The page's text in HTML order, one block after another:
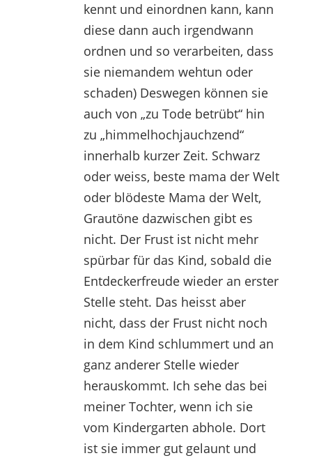
kennt und einordnen kann, kann
diese dann auch irgendwann
ordnen und so verarbeiten, dass
sie niemandem wehtun oder
schaden) Deswegen können sie
auch von „zu Tode betrübt“ hin
zu „himmelhochjauchzend“
innerhalb kurzer Zeit. Schwarz
oder weiss, beste mama der Welt
oder blödeste Mama der Welt,
Grautöne dazwischen gibt es
nicht. Der Frust ist nicht mehr
spürbar für das Kind, sobald die
Entdeckerfreude wieder an erster
Stelle steht. Das heisst aber
nicht, dass der Frust nicht noch
in dem Kind schlummert und an
ganz anderer Stelle wieder
herauskommt. Ich sehe das bei
meiner Tochter, wenn ich sie
vom Kindergarten abhole. Dort
ist sie immer gut gelaunt und